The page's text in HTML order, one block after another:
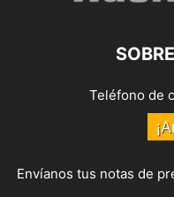
Teléfono de
Envíanos tus notas de